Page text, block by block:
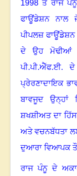
1998 ਤੋਂ ਰਾਜ
ਫਾਊਂਡੇਸ਼ਨ ਨਾਲ
ਪੀਪਲਜ਼ ਫਾਊਂਡੇਸ਼ਨ
ਦੇ ਉਹ ਮੋਢੀਆਂ
ਪੀ.ਪੀ.ਐੱਫ.ਈ.
ਪ੍ਰੇਰਣਾਦਾਇਕ
ਬਾਵਜੂਦ ਉਨ੍ਹਾਂ
ਸ਼ਖਸ਼ੀਅਤ ਦਾ
ਅਤੇ ਵਚਨਬੱਧਤਾ
ਦੁਆਰਾ ਵਿਆਪਕ
ਰਾਜ ਪੰਨੂ ਦੇ